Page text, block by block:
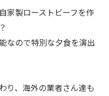
家製ローストビーフを作
なので特別な夕食を演出
り、海外の業者さん達も